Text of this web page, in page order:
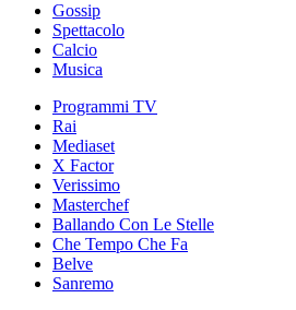
Gossip
Spettacolo
Calcio
Musica
Programmi TV
Rai
Mediaset
X Factor
Verissimo
Masterchef
Ballando Con Le Stelle
Che Tempo Che Fa
Belve
Sanremo